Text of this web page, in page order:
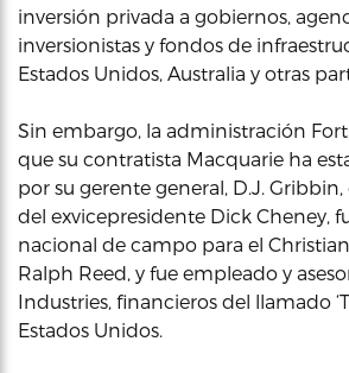
inversión privada a gobiernos,
inversionistas y fondos de
Estados Unidos, Australia y otras
Sin embargo, la administración
que su contratista Macquarie ha
por su gerente general, D.J.
del exvicepresidente Dick Cheney,
nacional de campo para el
Ralph Reed, y fue empleado y
Industries, financieros del llamado
Estados Unidos.